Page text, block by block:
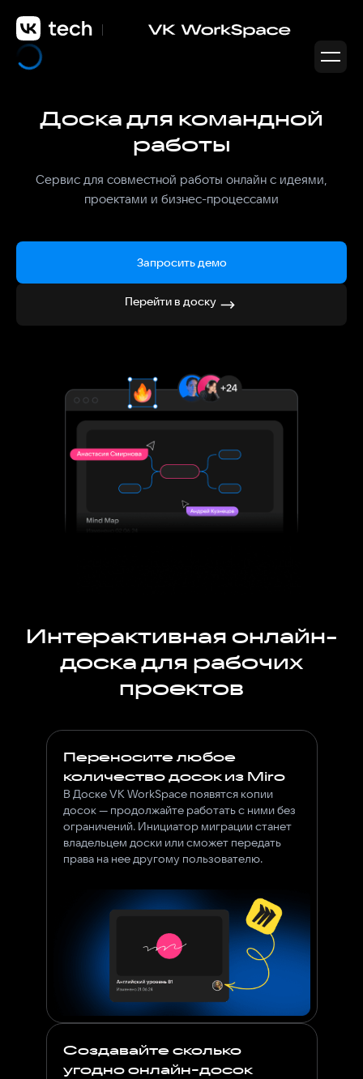
Доска для командной
работы
Сервис для совместной работы онлайн с идеями,
проектами и бизнес-процессами
Запросить демо
Перейти в доску
Интерактивная онлайн-
доска для рабочих
проектов
Переносите любое
количество досок из Miro
В Доске VK WorkSpace появятся копии
досок — продолжайте работать с ними без
ограничений. Инициатор миграции станет
владельцем доски или сможет передать
права на нее другому пользователю.
Создавайте сколько
угодно онлайн-досок